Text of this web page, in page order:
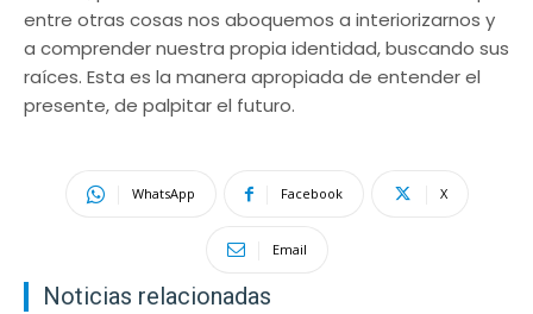
entre otras cosas nos aboquemos a interiorizarnos y
a comprender nuestra propia identidad, buscando sus
raíces. Esta es la manera apropiada de entender el
presente, de palpitar el futuro.
WhatsApp Facebook X
Email
Noticias relacionadas